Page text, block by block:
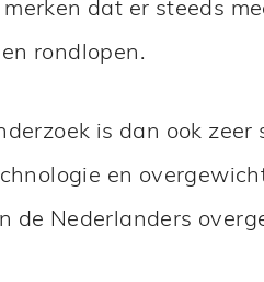
dat er steeds
rondlopen.
is dan ook zeer
en
de Nederlanders